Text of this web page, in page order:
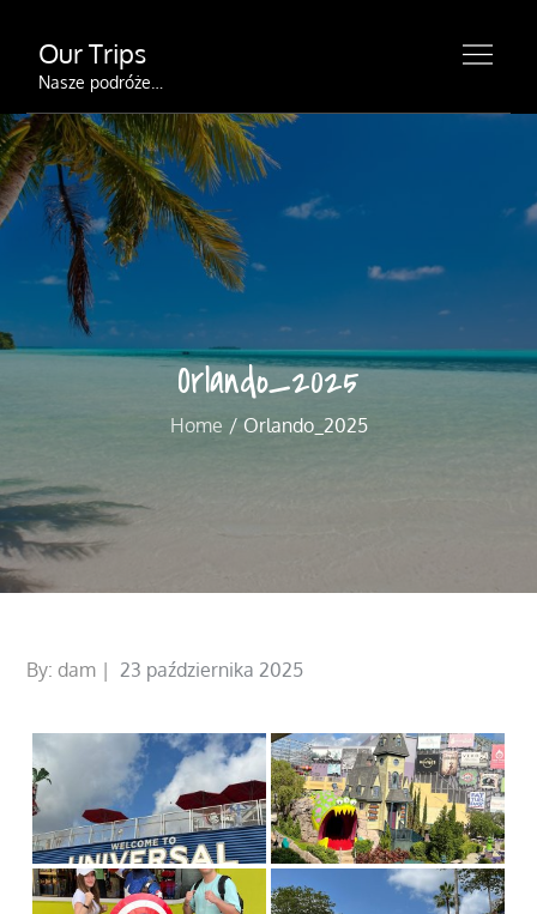
content
Our Trips
Nasze podróże…
Orlando_2025
Home Orlando_2025
By:dam
Posted
23 października 2025